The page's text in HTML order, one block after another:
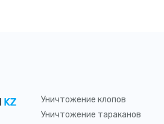
Уничтожение клопов
Уничтожение тараканов